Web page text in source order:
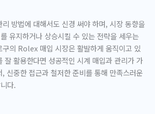
방법에 대해서도 신경 써야 하며, 시장 동향을
유지하거나 상승시킬 수 있는 전략을 세우는
구의 Rolex 매입 시장은 활발하게 움직이고 있
잘 활용한다면 성공적인 시계 매입과 관리가 가
신중한 접근과 철저한 준비를 통해 만족스러운
다.